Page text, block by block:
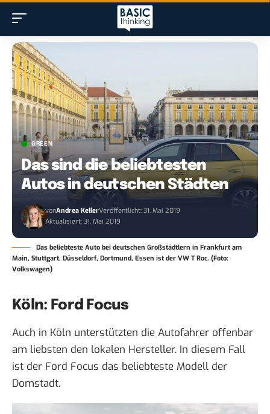
GREEN
Das sind die beliebtesten
Autos in deutschen Städten
vonAndrea KellerVeröffentlicht: 31. Mai 2019
Aktualisiert: 31. Mai 2019
Das beliebteste Auto bei deutschen Großstädtlern in Frankfurt am
Main, Stuttgart, Düsseldorf, Dortmund, Essen ist der VW T Roc. (Foto:
Volkswagen)
Köln: Ford Focus
Auch in Köln unterstützten die Autofahrer offenbar
am liebsten den lokalen Hersteller. In diesem Fall
ist der Ford Focus das beliebteste Modell der
Domstadt.